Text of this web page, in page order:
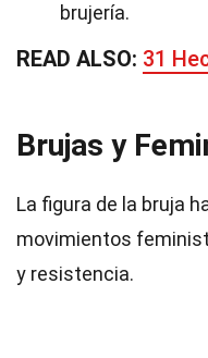
brujería.
READ ALSO: 31
Brujas y
La figura de la bruja
movimientos
y resistencia.